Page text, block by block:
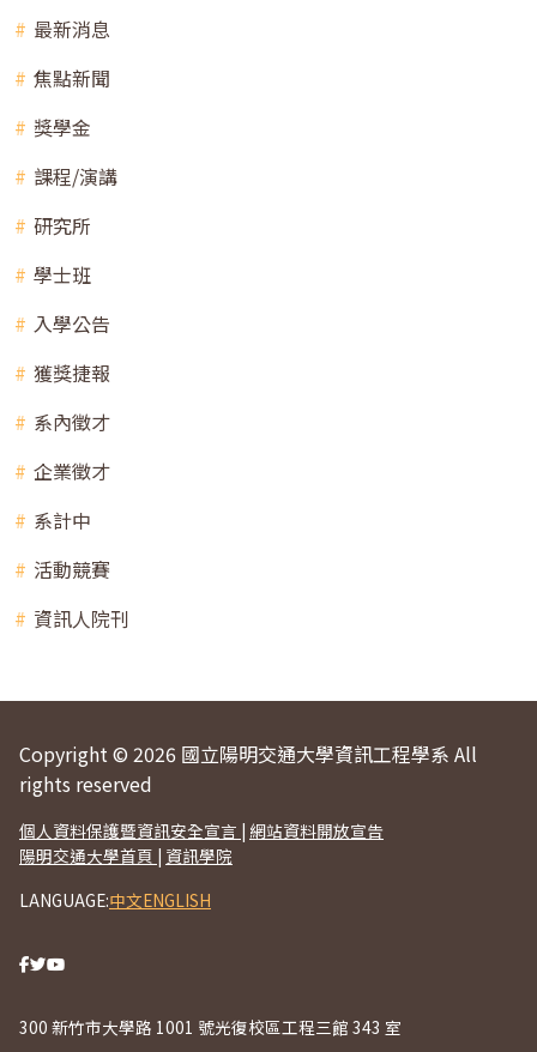
最新消息
焦點新聞
獎學金
課程/演講
研究所
學士班
入學公告
獲獎捷報
系內徵才
企業徵才
系計中
活動競賽
資訊人院刊
Copyright © 2026 國立陽明交通大學資訊工程學系 All
rights reserved
個人資料保護暨資訊安全宣言 | 網站資料開放宣告
陽明交通大學首頁 | 資訊學院
LANGUAGE:中文ENGLISH
300 新竹市大學路 1001 號光復校區工程三館 343 室